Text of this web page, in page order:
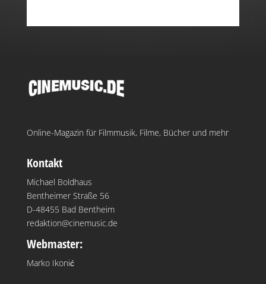
Online-Magazin für Filmmusik, Filme, Bücher und mehr
Kontakt
Michael Boldhaus
Bentheimer Straße 56
D-48455 Bad Bentheim
redaktion@cinemusic.de
Webmaster:
Marko Ikonić